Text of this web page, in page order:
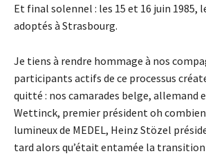
Et final solennel : les 15 et 16 juin 1985,
adoptés à Strasbourg.
Je tiens à rendre hommage à nos
participants actifs de ce processus
quitté : nos camarades belge, allemand
Wettinck, premier président oh
lumineux de MEDEL, Heinz Stözel
tard alors qu’était entamée la